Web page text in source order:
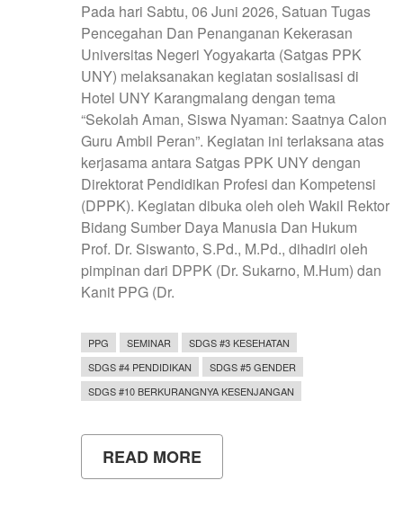
Pada hari Sabtu, 06 Juni 2026, Satuan Tugas
Pencegahan Dan Penanganan Kekerasan
Universitas Negeri Yogyakarta (Satgas PPK
UNY) melaksanakan kegiatan sosialisasi di
Hotel UNY Karangmalang dengan tema
“Sekolah Aman, Siswa Nyaman: Saatnya Calon
Guru Ambil Peran”. Kegiatan ini terlaksana atas
kerjasama antara Satgas PPK UNY dengan
Direktorat Pendidikan Profesi dan Kompetensi
(DPPK). Kegiatan dibuka oleh oleh Wakil Rektor
Bidang Sumber Daya Manusia Dan Hukum
Prof. Dr. Siswanto, S.Pd., M.Pd., dihadiri oleh
pimpinan dari DPPK (Dr. Sukarno, M.Hum) dan
Kanit PPG (Dr.
PPG SEMINAR
SDGS #3 KESEHATAN
SDGS #4 PENDIDIKAN
SDGS #5 GENDER
SDGS #10 BERKURANGNYA KESENJANGAN
READ MORE
SOSIALISASI